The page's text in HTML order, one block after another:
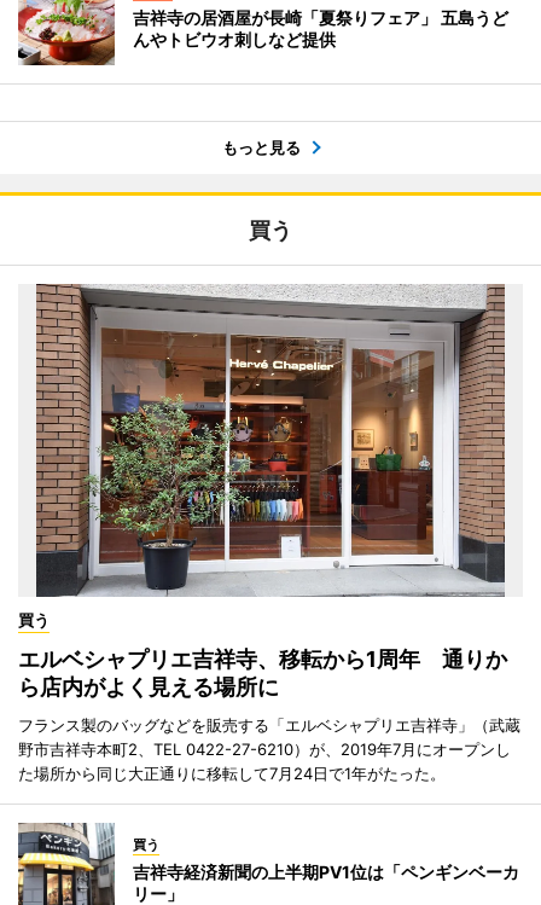
吉祥寺の居酒屋が長崎「夏祭りフェア」 五島うど
んやトビウオ刺しなど提供
もっと見る
買う
買う
エルベシャプリエ吉祥寺、移転から1周年 通りか
ら店内がよく見える場所に
フランス製のバッグなどを販売する「エルベシャプリエ吉祥寺」（武蔵
野市吉祥寺本町2、TEL 0422-27-6210）が、2019年7月にオープンし
た場所から同じ大正通りに移転して7月24日で1年がたった。
買う
吉祥寺経済新聞の上半期PV1位は「ペンギンベーカ
リー」